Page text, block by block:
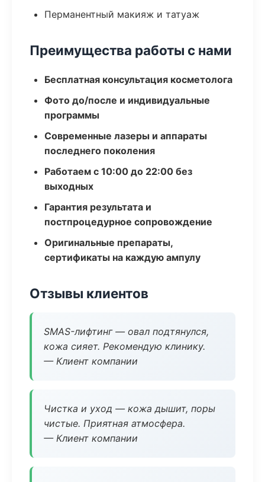
Перманентный макияж и татуаж
Преимущества работы с нами
Бесплатная консультация косметолога
Фото до/после и индивидуальные
программы
Современные лазеры и аппараты
последнего поколения
Работаем с 10:00 до 22:00 без
выходных
Гарантия результата и
постпроцедурное сопровождение
Оригинальные препараты,
сертификаты на каждую ампулу
Отзывы клиентов
SMAS-лифтинг — овал подтянулся,
кожа сияет. Рекомендую клинику.
— Клиент компании
Чистка и уход — кожа дышит, поры
чистые. Приятная атмосфера.
— Клиент компании